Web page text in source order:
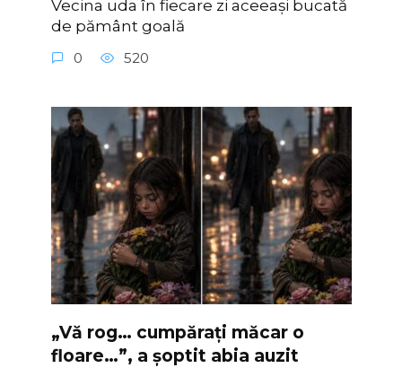
Vecina uda în fiecare zi aceeași bucată
de pământ goală
0 520
„Vă rog… cumpărați măcar o
floare…”, a șoptit abia auzit